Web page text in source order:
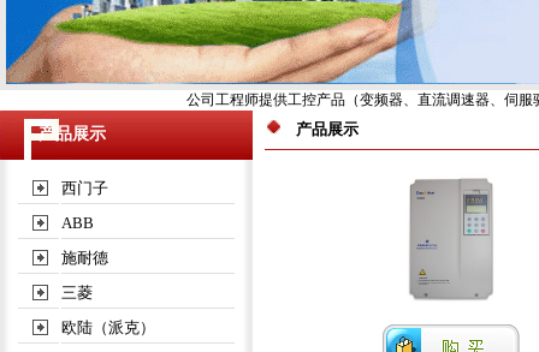
公司工程师提供工控产品（变频器、直流调速器、伺服
产品展示
西门子
ABB
施耐德
三菱
欧陆（派克）
产品展示